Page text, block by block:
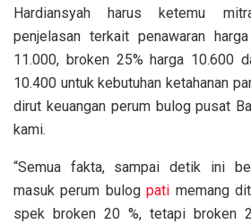
Hardiansyah harus ketemu
penjelasan terkait penawaran
11.000, broken 25% harga 10.600
10.400 untuk kebutuhan ketahanan
dirut keuangan perum bulog pusat
kami.
“Semua fakta, sampai detik ini
masuk perum bulogpati memang
spek broken 20 %, tetapi broken